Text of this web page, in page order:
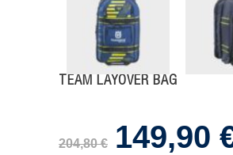
TEAM LAYOVER BAG
204,80€
Ursprünglicher
149,90